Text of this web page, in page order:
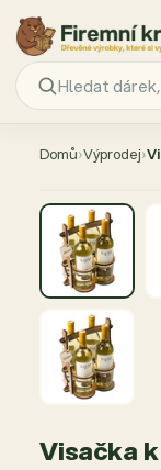
Domů›Výprodej›
Visačka